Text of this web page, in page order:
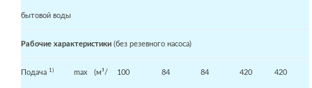
бытовой воды
Рабочие характеристики (без резевного насоса)
Подача 1) max (м³/ 100 84 84 420 420